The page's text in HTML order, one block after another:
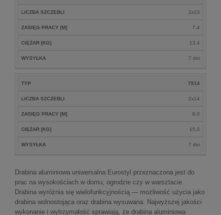
LICZBA SZCZEBLI 2x13
ZASIĘG PRACY [M] 7,4
CIĘŻAR [KG] 13,4
WYSYŁKA 7 dni
TYP 7514
LICZBA SZCZEBLI 2x14
ZASIĘG PRACY [M] 8,0
CIĘŻAR [KG] 15,0
WYSYŁKA 7 dni
Drabina aluminiowa uniwersalna Eurostyl przeznaczona jest do
prac na wysokościach w domu, ogrodzie czy w warsztacie.
Drabina wyróżnia się wielofunkcyjnością — możliwość użycia jako
drabina wolnostojąca oraz drabina wysuwana. Najwyższej jakości
wykonanie i wytrzymałość sprawiają, że drabina aluminiowa